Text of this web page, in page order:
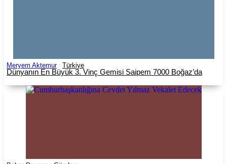
Meryem Aktemur Türkiye
Dünyanın En Büyük 3. Vinç Gemisi Saipem 7000 Boğaz’da